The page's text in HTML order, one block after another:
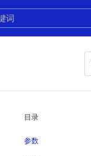
目录
参数